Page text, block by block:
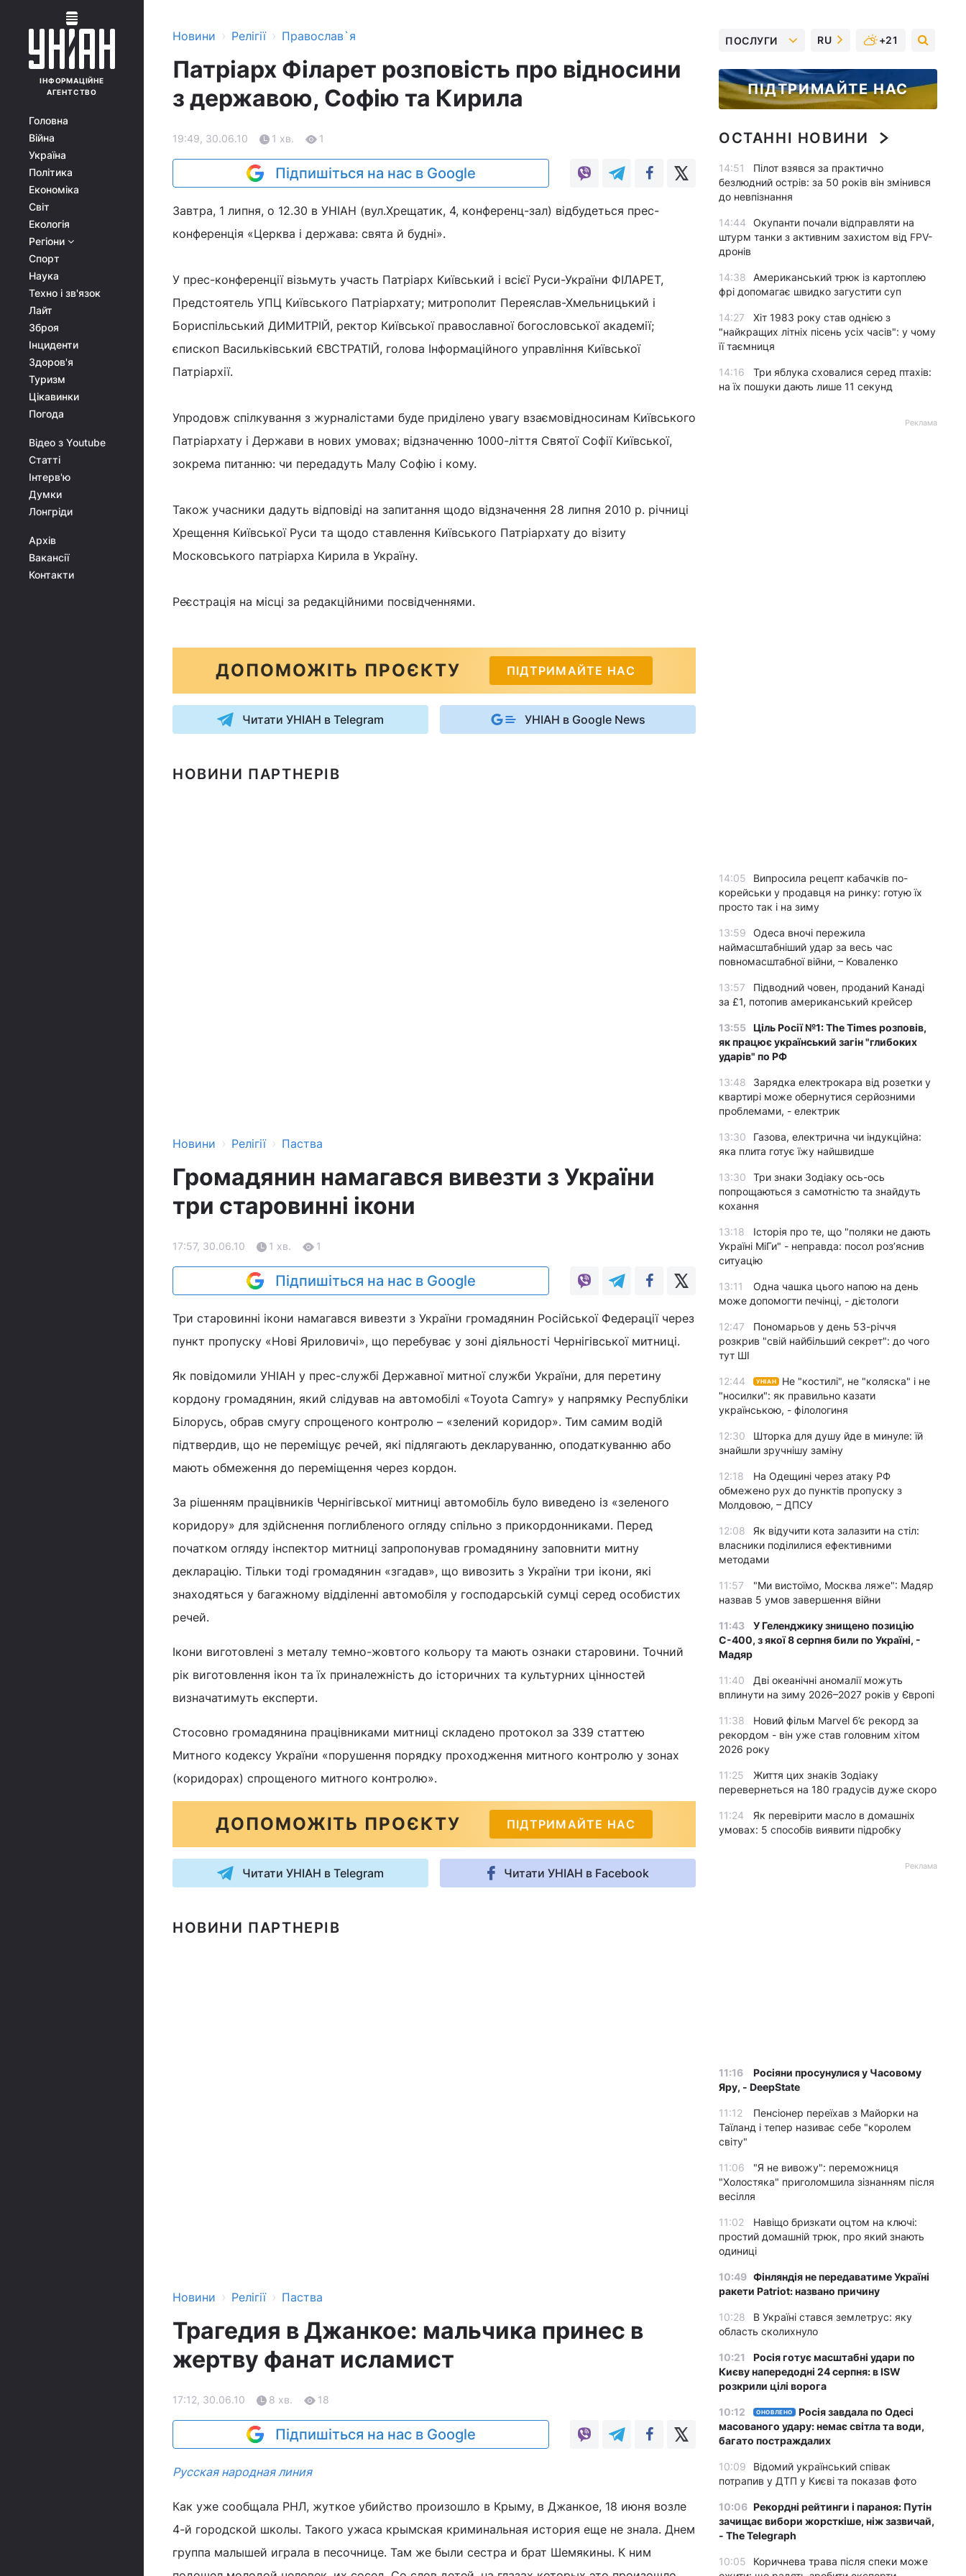
ІНФОРМАЦІЙНЕ
АГЕНТСТВО
Головна
Війна
Україна
Політика
Економіка
Світ
Екологія
Регіони
Спорт
Наука
Техно і зв'язок
Лайт
Зброя
Інциденти
Здоров'я
Туризм
Цікавинки
Погода
Відео з Youtube
Статті
Інтерв'ю
Думки
Лонгріди
Архів
Вакансії
Контакти
Новини › Релігії › Православ`я
Патріарх Філарет розповість про відносини
з державою, Софію та Кирила
19:49, 30.06.10 1 хв. 1
Підпишіться на нас в Google
Завтра, 1 липня, о 12.30 в УНІАН (вул.Хрещатик, 4, конференц-зал) відбудеться прес-
конференція «Церква і держава: свята й будні».
У прес-конференції візьмуть участь Патріарх Київський і всієї Руси-України ФІЛАРЕТ,
Предстоятель УПЦ Київського Патріархату; митрополит Переяслав-Хмельницький і
Бориспільський ДИМИТРІЙ, ректор Київської православної богословської академії;
єпископ Васильківський ЄВСТРАТІЙ, голова Інформаційного управління Київської
Патріархії.
Упродовж спілкування з журналістами буде приділено увагу взаємовідносинам Київського
Патріархату і Держави в нових умовах; відзначенню 1000-ліття Святої Софії Київської,
зокрема питанню: чи передадуть Малу Софію і кому.
Також учасники дадуть відповіді на запитання щодо відзначення 28 липня 2010 р. річниці
Хрещення Київської Руси та щодо ставлення Київського Патріархату до візиту
Московського патріарха Кирила в Україну.
Реєстрація на місці за редакційними посвідченнями.
ДОПОМОЖІТЬ ПРОЄКТУ ПІДТРИМАЙТЕ НАС
Читати УНІАН в Telegram УНІАН в Google News
НОВИНИ ПАРТНЕРІВ
Новини › Релігії › Паства
Громадянин намагався вивезти з України
три старовинні ікони
17:57, 30.06.10 1 хв. 1
Підпишіться на нас в Google
Три старовинні ікони намагався вивезти з України громадянин Російської Федерації через
пункт пропуску «Нові Яриловичі», що перебуває у зоні діяльності Чернігівської митниці.
Як повідомили УНІАН у прес-службі Державної митної служби України, для перетину
кордону громадянин, який слідував на автомобілі «Toyota Camry» у напрямку Республіки
Білорусь, обрав смугу спрощеного контролю – «зелений коридор». Тим самим водій
підтвердив, що не переміщує речей, які підлягають декларуванню, оподаткуванню або
мають обмеження до переміщення через кордон.
За рішенням працівників Чернігівської митниці автомобіль було виведено із «зеленого
коридору» для здійснення поглибленого огляду спільно з прикордонниками. Перед
початком огляду інспектор митниці запропонував громадянину заповнити митну
декларацію. Тільки тоді громадянин «згадав», що вивозить з України три ікони, які
знаходяться у багажному відділенні автомобіля у господарській сумці серед особистих
речей.
Ікони виготовлені з металу темно-жовтого кольору та мають ознаки старовини. Точний
рік виготовлення ікон та їх приналежність до історичних та культурних цінностей
визначатимуть експерти.
Стосовно громадянина працівниками митниці складено протокол за 339 статтею
Митного кодексу України «порушення порядку проходження митного контролю у зонах
(коридорах) спрощеного митного контролю».
ДОПОМОЖІТЬ ПРОЄКТУ ПІДТРИМАЙТЕ НАС
Читати УНІАН в Telegram Читати УНІАН в Facebook
НОВИНИ ПАРТНЕРІВ
Новини › Релігії › Паства
Трагедия в Джанкое: мальчика принес в
жертву фанат исламист
17:12, 30.06.10 8 хв. 18
Підпишіться на нас в Google
Русская народная линия
Как уже сообщала РНЛ, жуткое убийство произошло в Крыму, в Джанкое, 18 июня возле
4-й городской школы. Такого ужаса крымская криминальная история еще не знала. Днем
группа малышей играла в песочнице. Там же были сестра и брат Шемякины. К ним
ПОСЛУГИ RU +21
ПІДТРИМАЙТЕ НАС
ОСТАННІ НОВИНИ
14:51
Пілот взявся за практично
безлюдний острів: за 50 років він змінився
до невпізнання
14:44
Окупанти почали відправляти на
штурм танки з активним захистом від FPV-
дронів
14:38
Американський трюк із картоплею
фрі допомагає швидко загустити суп
14:27
Хіт 1983 року став однією з
"найкращих літніх пісень усіх часів": у чому
її таємниця
14:16
Три яблука сховалися серед птахів:
на їх пошуки дають лише 11 секунд
Реклама
14:05
Випросила рецепт кабачків по-
корейськи у продавця на ринку: готую їх
просто так і на зиму
13:59
Одеса вночі пережила
наймасштабніший удар за весь час
повномасштабної війни, – Коваленко
13:57
Підводний човен, проданий Канаді
за £1, потопив американський крейсер
13:55 Ціль Росії №1: The Times розповів,
як працює український загін "глибоких
ударів" по РФ
13:48
Зарядка електрокара від розетки у
квартирі може обернутися серйозними
проблемами, - електрик
13:30
Газова, електрична чи індукційна:
яка плита готує їжу найшвидше
13:30
Три знаки Зодіаку ось-ось
попрощаються з самотністю та знайдуть
кохання
13:18
Історія про те, що "поляки не дають
Україні МіГи" - неправда: посол роз’яснив
ситуацію
13:11
Одна чашка цього напою на день
може допомогти печінці, - дієтологи
12:47
Пономарьов у день 53-річчя
розкрив "свій найбільший секрет": до чого
тут ШІ
12:44 УНІАН
Не "костилі", не "коляска" і не
"носилки": як правильно казати
українською, - філологиня
12:30
Шторка для душу йде в минуле: їй
знайшли зручнішу заміну
12:18
На Одещині через атаку РФ
обмежено рух до пунктів пропуску з
Молдовою, – ДПСУ
12:08
Як відучити кота залазити на стіл:
власники поділилися ефективними
методами
11:57
"Ми вистоїмо, Москва ляже": Мадяр
назвав 5 умов завершення війни
11:43
У Геленджику знищено позицію
С-400, з якої 8 серпня били по Україні, -
Мадяр
11:40
Дві океанічні аномалії можуть
вплинути на зиму 2026–2027 років у Європі
11:38
Новий фільм Marvel б’є рекорд за
рекордом - він уже став головним хітом
2026 року
11:25
Життя цих знаків Зодіаку
перевернеться на 180 градусів дуже скоро
11:24
Як перевірити масло в домашніх
умовах: 5 способів виявити підробку
Реклама
11:16
Росіяни просунулися у Часовому
Яру, - DeepState
11:12
Пенсіонер переїхав з Майорки на
Таїланд і тепер називає себе "королем
світу"
11:06
"Я не вивожу": переможниця
"Холостяка" приголомшила зізнанням після
весілля
11:02
Навіщо бризкати оцтом на ключі:
простий домашній трюк, про який знають
одиниці
10:49 Фінляндія не передаватиме Україні
ракети Patriot: названо причину
10:28
В Україні стався землетрус: яку
область сколихнуло
10:21
Росія готує масштабні удари по
Києву напередодні 24 серпня: в ISW
розкрили цілі ворога
10:12 ОНОВЛЕНО
Росія завдала по Одесі
масованого удару: немає світла та води,
багато постраждалих
10:09
Відомий український співак
потрапив у ДТП у Києві та показав фото
10:06 Рекордні рейтинги і параноя: Путін
зачищає вибори жорсткіше, ніж зазвичай,
- The Telegraph
10:05
Коричнева трава після спеки може